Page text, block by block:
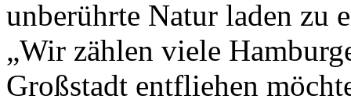
unberührte Natur laden zu
„Wir zählen viele
Großstadt entfliehen